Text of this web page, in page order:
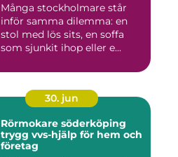
Många stockholmare står
inför samma dilemma: en
stol med lös sits, en soffa
som sjunkit ihop eller e...
30. jun
Rörmokare söderköping
trygg vvs-hjälp för hem och
företag